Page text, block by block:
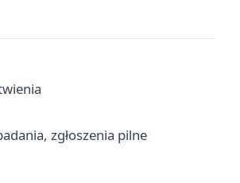
zgłoszenia pilne